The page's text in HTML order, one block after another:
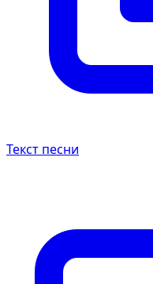
Текст песни